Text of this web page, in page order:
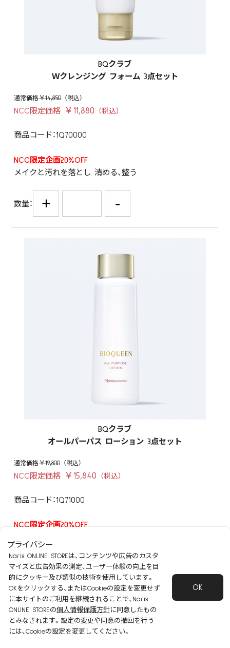
BQクラブ
Ｗクレンジング フォーム 3点セット
￥14,850
NCC限定価格 ￥11,880
商品コード：1Q70000
NCC限定企画20%OFF
メイクと汚れを落とし 清める、整う
数量： + -
BQクラブ
オールパーパス ローション 3点セット
￥19,800
NCC限定価格 ￥15,840
商品コード：1Q71000
NCC限定企画20%OFF
数量： + -
プライバシー
Naris ONLINE STOREは、コンテンツや広告のカスタ
マイズと広告効果の測定、ユーザー体験の向上を目
的にクッキー及び類似の技術を使用しています。
OKをクリックする、またはCookieの設定を変更せず
に本サイトのご利用を継続されることで、Naris
ONLINE STOREの個人情報保護方針に同意したもの
とみなされます。設定の変更や同意の撤回を行う
には、Cookieの設定を変更してください。
OK